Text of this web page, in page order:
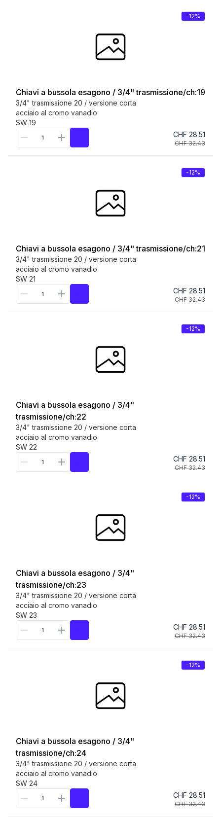
Chiavi a bussola esagono / 3/4" trasmissione/ch:19
3/4" trasmissione 20 / versione corta
acciaio al cromo vanadio
SW 19
CHF 28.51
CHF 32.43
-12%
Chiavi a bussola esagono / 3/4" trasmissione/ch:21
3/4" trasmissione 20 / versione corta
acciaio al cromo vanadio
SW 21
CHF 28.51
CHF 32.43
-12%
Chiavi a bussola esagono / 3/4"
trasmissione/ch:22
3/4" trasmissione 20 / versione corta
acciaio al cromo vanadio
SW 22
CHF 28.51
CHF 32.43
-12%
Chiavi a bussola esagono / 3/4"
trasmissione/ch:23
3/4" trasmissione 20 / versione corta
acciaio al cromo vanadio
SW 23
CHF 28.51
CHF 32.43
-12%
Chiavi a bussola esagono / 3/4"
trasmissione/ch:24
3/4" trasmissione 20 / versione corta
acciaio al cromo vanadio
SW 24
CHF 28.51
CHF 32.43
-12%